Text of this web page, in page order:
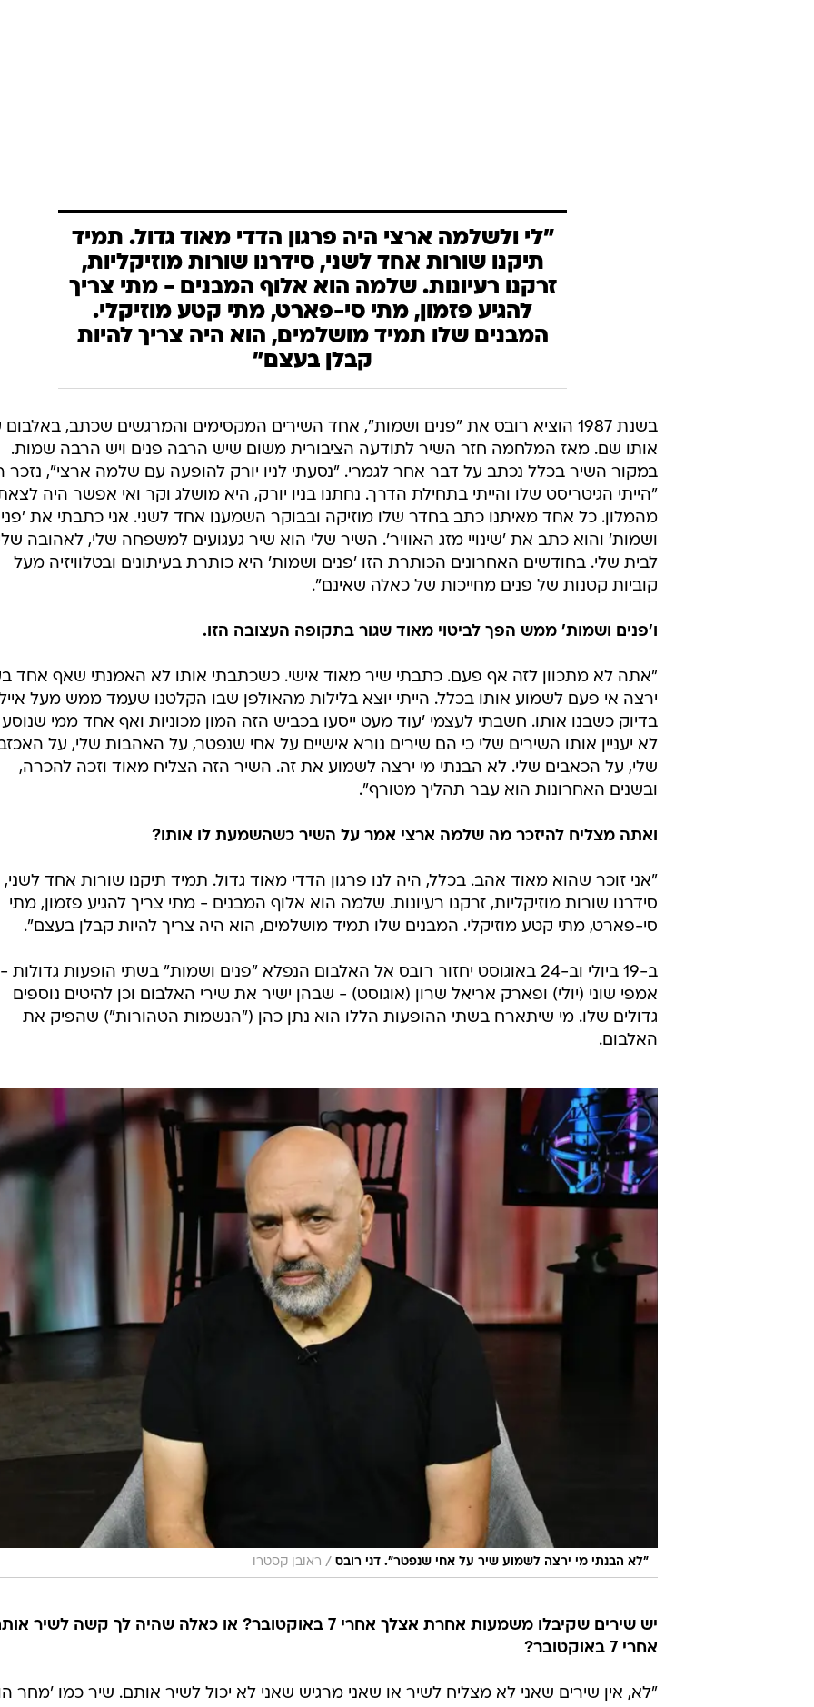
"לי ולשלמה ארצי היה פרגון הדדי מאוד גדול. תמיד
תיקנו שורות אחד לשני, סידרנו שורות מוזיקליות,
זרקנו רעיונות. שלמה הוא אלוף המבנים - מתי צריך
להגיע פזמון, מתי סי-פארט, מתי קטע מוזיקלי.
המבנים שלו תמיד מושלמים, הוא היה צריך להיות
קבלן בעצם"
בשנת 1987 הוציא רובס את "פנים ושמות", אחד השירים המקסימים והמרגשים שכתב,
אותו שם. מאז המלחמה חזר השיר לתודעה הציבורית משום שיש הרבה פנים ויש הרבה שמות.
במקור השיר בכלל נכתב על דבר אחר לגמרי. "נסעתי לניו יורק להופעה עם שלמה ארצי", נזכר
"הייתי הגיטריסט שלו והייתי בתחילת הדרך. נחתנו בניו יורק, היא מושלג וקר ואי אפשר היה
מהמלון. כל אחד מאיתנו כתב בחדר שלו מוזיקה ובבוקר השמענו אחד לשני. אני כתבתי את
ושמות' והוא כתב את 'שינויי מזג האוויר'. השיר שלי הוא שיר געגועים למשפחה שלי, לאהובה
לבית שלי. בחודשים האחרונים הכותרת הזו 'פנים ושמות' היא כותרת בעיתונים ובטלוויזיה מעל
קוביות קטנות של פנים מחייכות של כאלה שאינם".
ו'פנים ושמות' ממש הפך לביטוי מאוד שגור בתקופה העצובה הזו.
"אתה לא מתכוון לזה אף פעם. כתבתי שיר מאוד אישי. כשכתבתי אותו לא האמנתי שאף אחד
ירצה אי פעם לשמוע אותו בכלל. הייתי יוצא בלילות מהאולפן שבו הקלטנו שעמד ממש מעל
בדיוק כשבנו אותו. חשבתי לעצמי 'עוד מעט ייסעו בכביש הזה המון מכוניות ואף אחד ממי
לא יעניין אותו השירים שלי כי הם שירים נורא אישיים על אחי שנפטר, על האהבות שלי, על
שלי, על הכאבים שלי. לא הבנתי מי ירצה לשמוע את זה. השיר הזה הצליח מאוד וזכה להכרה,
ובשנים האחרונות הוא עבר תהליך מטורף".
ואתה מצליח להיזכר מה שלמה ארצי אמר על השיר כשהשמעת לו אותו?
"אני זוכר שהוא מאוד אהב. בכלל, היה לנו פרגון הדדי מאוד גדול. תמיד תיקנו שורות אחד לשני,
סידרנו שורות מוזיקליות, זרקנו רעיונות. שלמה הוא אלוף המבנים - מתי צריך להגיע פזמון, מתי
סי-פארט, מתי קטע מוזיקלי. המבנים שלו תמיד מושלמים, הוא היה צריך להיות קבלן בעצם".
ב-19 ביולי וב-24 באוגוסט יחזור רובס אל האלבום הנפלא "פנים ושמות" בשתי הופעות גדולות -
אמפי שוני (יולי) ופארק אריאל שרון (אוגוסט) - שבהן ישיר את שירי האלבום וכן להיטים נוספים
גדולים שלו. מי שיתארח בשתי ההופעות הללו הוא נתן כהן ("הנשמות הטהורות") שהפיק את
האלבום.
"לא הבנתי מי ירצה לשמוע שיר על אחי שנפטר". דני רובס / ראובן קסטרו
יש שירים שקיבלו משמעות אחרת אצלך אחרי 7 באוקטובר? או כאלה שהיה לך קשה לשיר
אחרי 7 באוקטובר?
"לא, אין שירים שאני לא מצליח לשיר או שאני מרגיש שאני לא יכול לשיר אותם. שיר כמו 'מחר